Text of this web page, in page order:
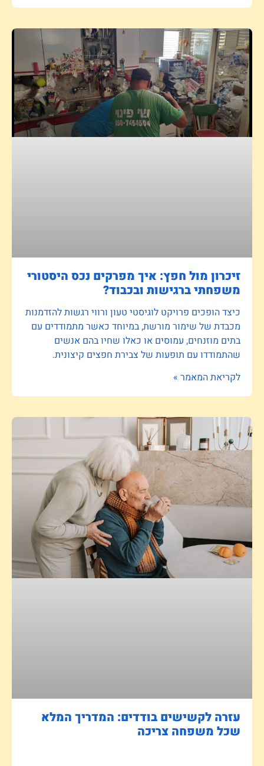
זיכרון מול חפץ: איך מפרקים נכס היסטורי
משפחתי ברגישות ובכבוד?
כיצד הופכים פרויקט לוגיסטי טעון ורווי רגשות להזדמנות
מכבדת של שימור מורשת, במיוחד כאשר מתמודדים עם
בתים מוזנחים, עמוסים או כאלו שחיו בהם אנשים
שהתמודדו עם תופעות של צבירת חפצים קיצונית.
לקריאת המאמר »
עזרה לקשישים בודדים: המדריך המלא
שכל משפחה צריכה